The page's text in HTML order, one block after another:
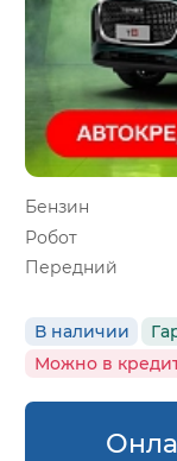
Бензин
Робот
Передний
В наличии
Можно в